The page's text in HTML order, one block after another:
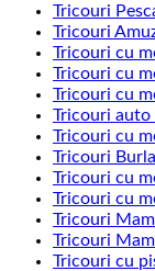
Tricouri
Tricouri
Tricouri cu
Tricouri cu
Tricouri cu
Tricouri auto
Tricouri cu
Tricouri
Tricouri cu
Tricouri cu
Tricouri
Tricouri
Tricouri cu